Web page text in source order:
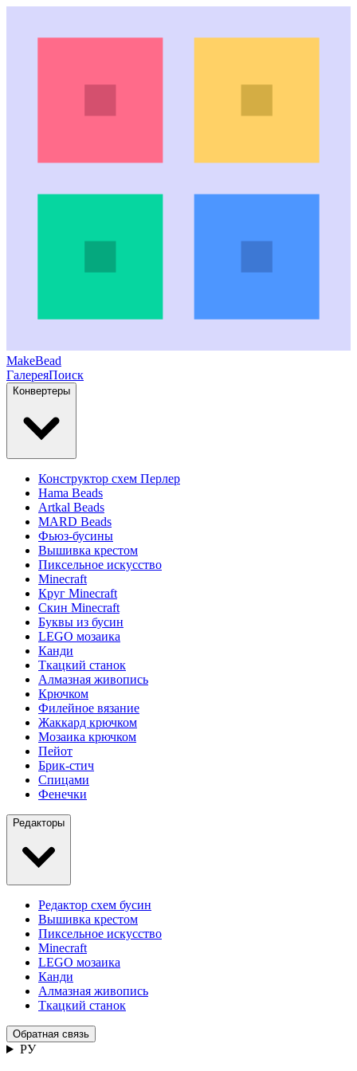
MakeBead
ГалереяПоиск
Конвертеры
Конструктор схем Перлер
Hama Beads
Artkal Beads
MARD Beads
Фьюз-бусины
Вышивка крестом
Пиксельное искусство
Minecraft
Круг Minecraft
Скин Minecraft
Буквы из бусин
LEGO мозаика
Канди
Ткацкий станок
Алмазная живопись
Крючком
Филейное вязание
Жаккард крючком
Мозаика крючком
Пейот
Брик-стич
Спицами
Фенечки
Редакторы
Редактор схем бусин
Вышивка крестом
Пиксельное искусство
Minecraft
LEGO мозаика
Канди
Алмазная живопись
Ткацкий станок
Обратная связь
РУ